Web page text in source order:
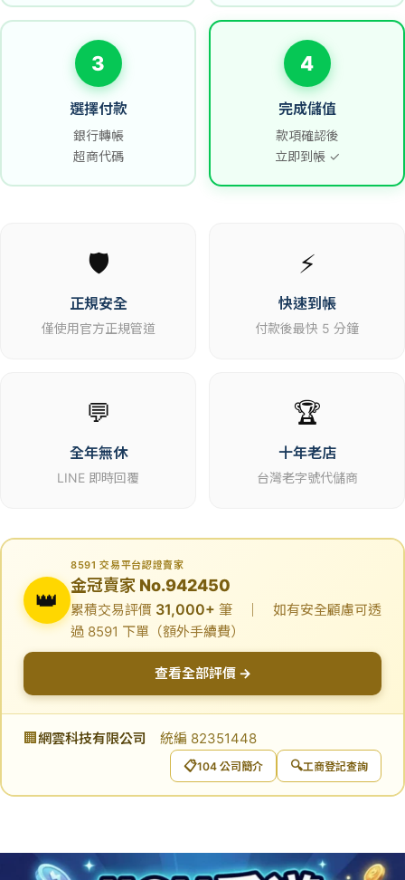
3
選擇付款
銀行轉帳
超商代碼
4
完成儲值
款項確認後
立即到帳 ✓
🛡️
正規安全
僅使用官方正規管道
⚡
快速到帳
付款後最快 5 分鐘
💬
全年無休
LINE 即時回覆
🏆
十年老店
台灣老字號代儲商
👑
8591 交易平台認證賣家
金冠賣家 No.942450
累積交易評價 31,000+ 筆 ｜ 如有安全顧慮可透
過 8591 下單（額外手續費）
查看全部評價 →
🏢 網雲科技有限公司 統編 82351448
📋104 公司簡介 🔍工商登記查詢